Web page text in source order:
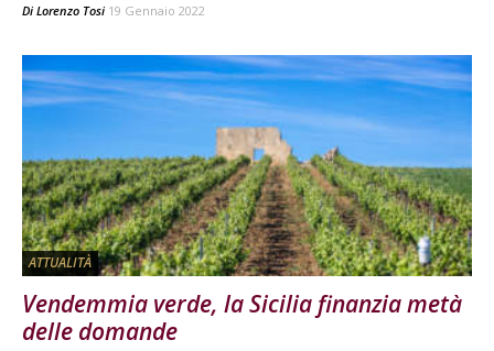
Di Lorenzo Tosi 19 Gennaio 2022
ATTUALITÀ
Vendemmia verde, la Sicilia finanzia metà
delle domande